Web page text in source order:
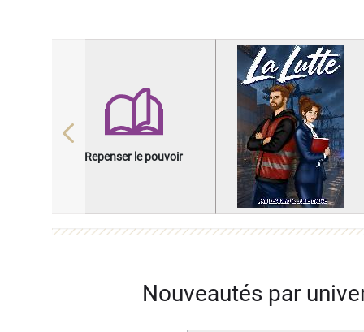
Repenser le pouvoir
Previous
Nouveautés par